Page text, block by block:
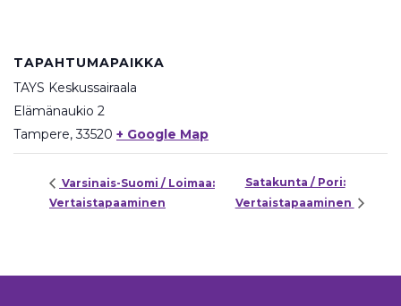
TAPAHTUMAPAIKKA
TAYS Keskussairaala
Elämänaukio 2
Tampere, 33520 + Google Map
Varsinais-Suomi / Loimaa:
Vertaistapaaminen
Satakunta / Pori:
Vertaistapaaminen